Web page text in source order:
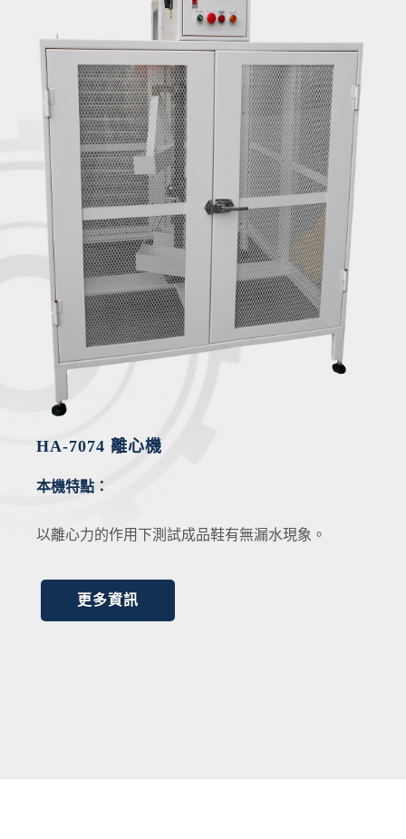
HA-7074 離心機
本機特點：
以離心力的作用下測試成品鞋有無漏水現象。
更多資訊